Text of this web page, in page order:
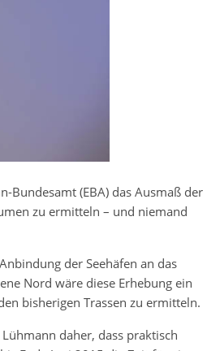
Bundesamt (EBA) das Ausmaß der
zu ermitteln – und niemand
der Seehäfen an das
Nord wäre diese Erhebung ein
bisherigen Trassen zu ermitteln.
daher, dass praktisch